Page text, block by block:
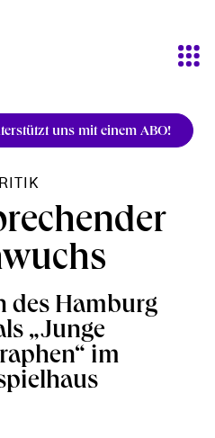
uns mit einem ABO!
des Hamburg
„Junge
im